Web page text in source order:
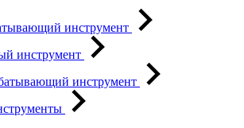
инструмент
инструмент
инструмент